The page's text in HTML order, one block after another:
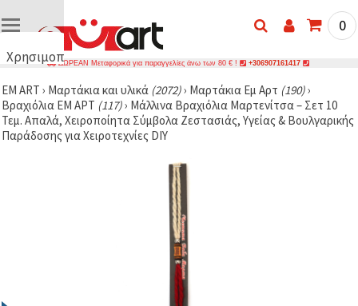
Χρησιμοποιούμε
🍪
Χρησιμοποιούμε
cookies και
παρόμοιες
0
ΔΩΡΕΑΝ Μεταφορικά για παραγγελίες άνω των 80 € ! +306907161417
EM ART › Μαρτάκια και υλικά (2072)› Μαρτάκια Еμ Аρτ (190)›
Βραχιόλια ЕМ АРТ (117)› Μάλλινα Βραχιόλια Μαρτενίτσα – Σετ 10
Τεμ. Απαλά, Χειροποίητα Σύμβολα Ζεστασιάς, Υγείας & Βουλγαρικής
Παράδοσης για Χειροτεχνίες DIY